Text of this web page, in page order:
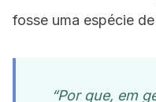
fosse uma espécie
“Por que, em